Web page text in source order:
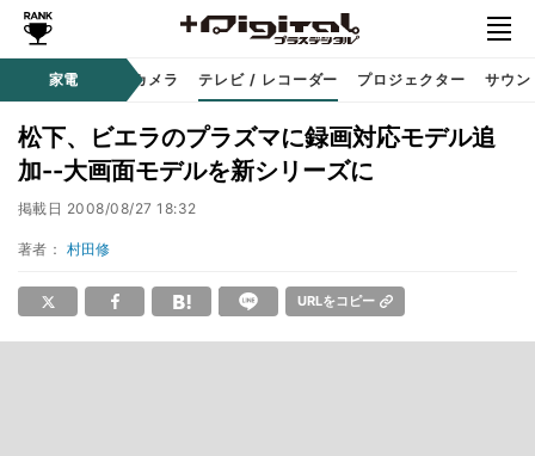
家電 カメラ テレビ / レコーダー プロジェクター サウ
松下、ビエラのプラズマに録画対応モデル追
加--大画面モデルを新シリーズに
掲載日 2008/08/27 18:32
著者： 村田修
URLをコピー